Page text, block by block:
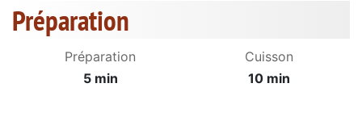
Préparation
Préparation
5 min
Cuisson
10 min